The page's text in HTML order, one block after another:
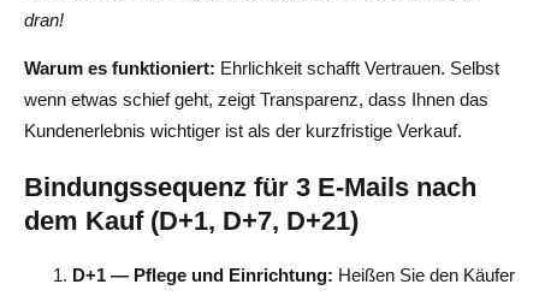
dran!
Warum es funktioniert: Ehrlichkeit schafft Vertrauen. Selbst
wenn etwas schief geht, zeigt Transparenz, dass Ihnen das
Kundenerlebnis wichtiger ist als der kurzfristige Verkauf.
Bindungssequenz für 3 E-Mails nach
dem Kauf (D+1, D+7, D+21)
D+1 — Pflege und Einrichtung: Heißen Sie den Käufer